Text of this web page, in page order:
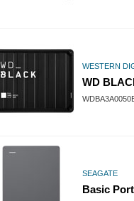
WESTERN
WD
SEAGATE
Basic